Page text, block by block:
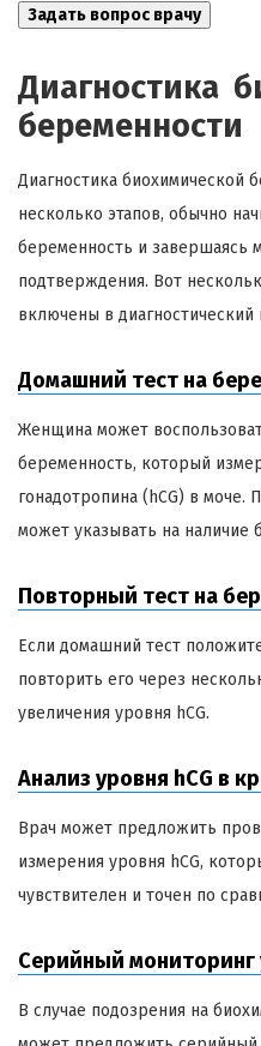
Диагностика
беременности
Диагностика биохимической
несколько этапов, обычно
беременность и завершаясь
подтверждения. Вот
включены в диагностический
Домашний тест на
Женщина может
беременность, который
гонадотропина (hCG) в моче.
может указывать на наличие
Повторный тест на
Если домашний тест
повторить его через
увеличения уровня hCG.
Анализ уровня hCG в
Врач может предложить
измерения уровня hCG,
чувствителен и точен по
Серийный мониторинг
В случае подозрения на